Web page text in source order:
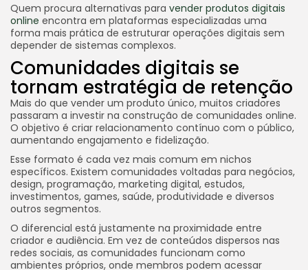
Quem procura alternativas para vender produtos digitais
online encontra em plataformas especializadas uma
forma mais prática de estruturar operações digitais sem
depender de sistemas complexos.
Comunidades digitais se
tornam estratégia de retenção
Mais do que vender um produto único, muitos criadores
passaram a investir na construção de comunidades online.
O objetivo é criar relacionamento contínuo com o público,
aumentando engajamento e fidelização.
Esse formato é cada vez mais comum em nichos
específicos. Existem comunidades voltadas para negócios,
design, programação, marketing digital, estudos,
investimentos, games, saúde, produtividade e diversos
outros segmentos.
O diferencial está justamente na proximidade entre
criador e audiência. Em vez de conteúdos dispersos nas
redes sociais, as comunidades funcionam como
ambientes próprios, onde membros podem acessar